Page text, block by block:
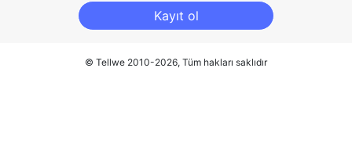
Kayıt ol
© Tellwe 2010-2026, Tüm hakları saklıdır